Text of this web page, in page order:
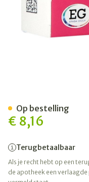
€ 8,16
Terugbetaalbaar
Als je recht hebt op een
de apotheek een
Op bestelling